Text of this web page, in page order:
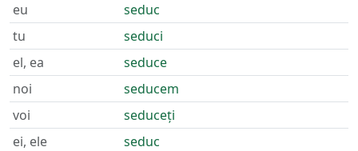
eu
seduc
tu
seduci
el, ea
seduce
noi
seducem
voi
seduceți
ei, ele
seduc